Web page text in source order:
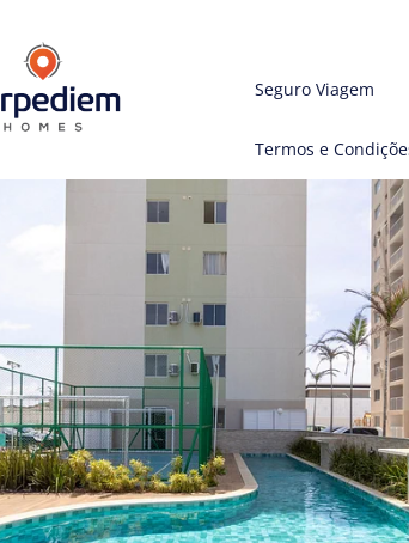
Seguro Viagem
Termos e